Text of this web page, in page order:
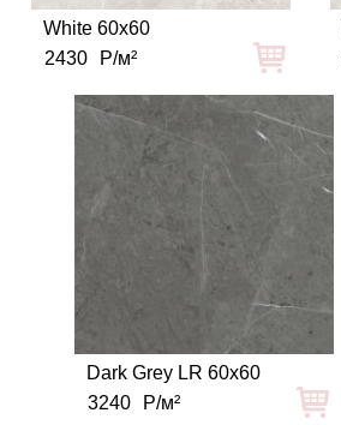
White 60x60
2430
Р/м²
Dark Grey LR 60x60
3240
Р/м²